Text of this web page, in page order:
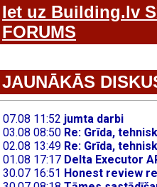
Iet uz Building.lv
FORUMS
JAUNĀKĀS